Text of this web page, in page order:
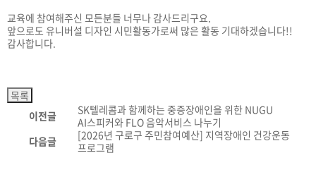
교육에 참여해주신 모든분들 너무나 감사드리구요.
앞으로도 유니버설 디자인 시민활동가로써 많은 활동 기대하겠습니다!!
감사합니다.
이전글
SK텔레콤과 함께하는 중증장애인을 위한 NUGU
AI스피커와 FLO 음악서비스 나누기
다음글
[2026년 구로구 주민참여예산] 지역장애인 건강운동
프로그램